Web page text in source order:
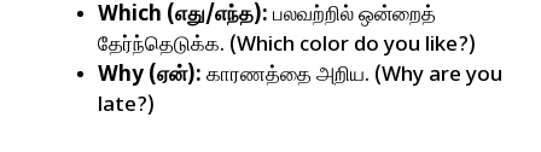
Which (எது/எந்த): பலவற்றில் ஒன்றைத்
தேர்ந்தெடுக்க. (Which color do you like?)
Why (ஏன்): காரணத்தை அறிய. (Why are you
late?)